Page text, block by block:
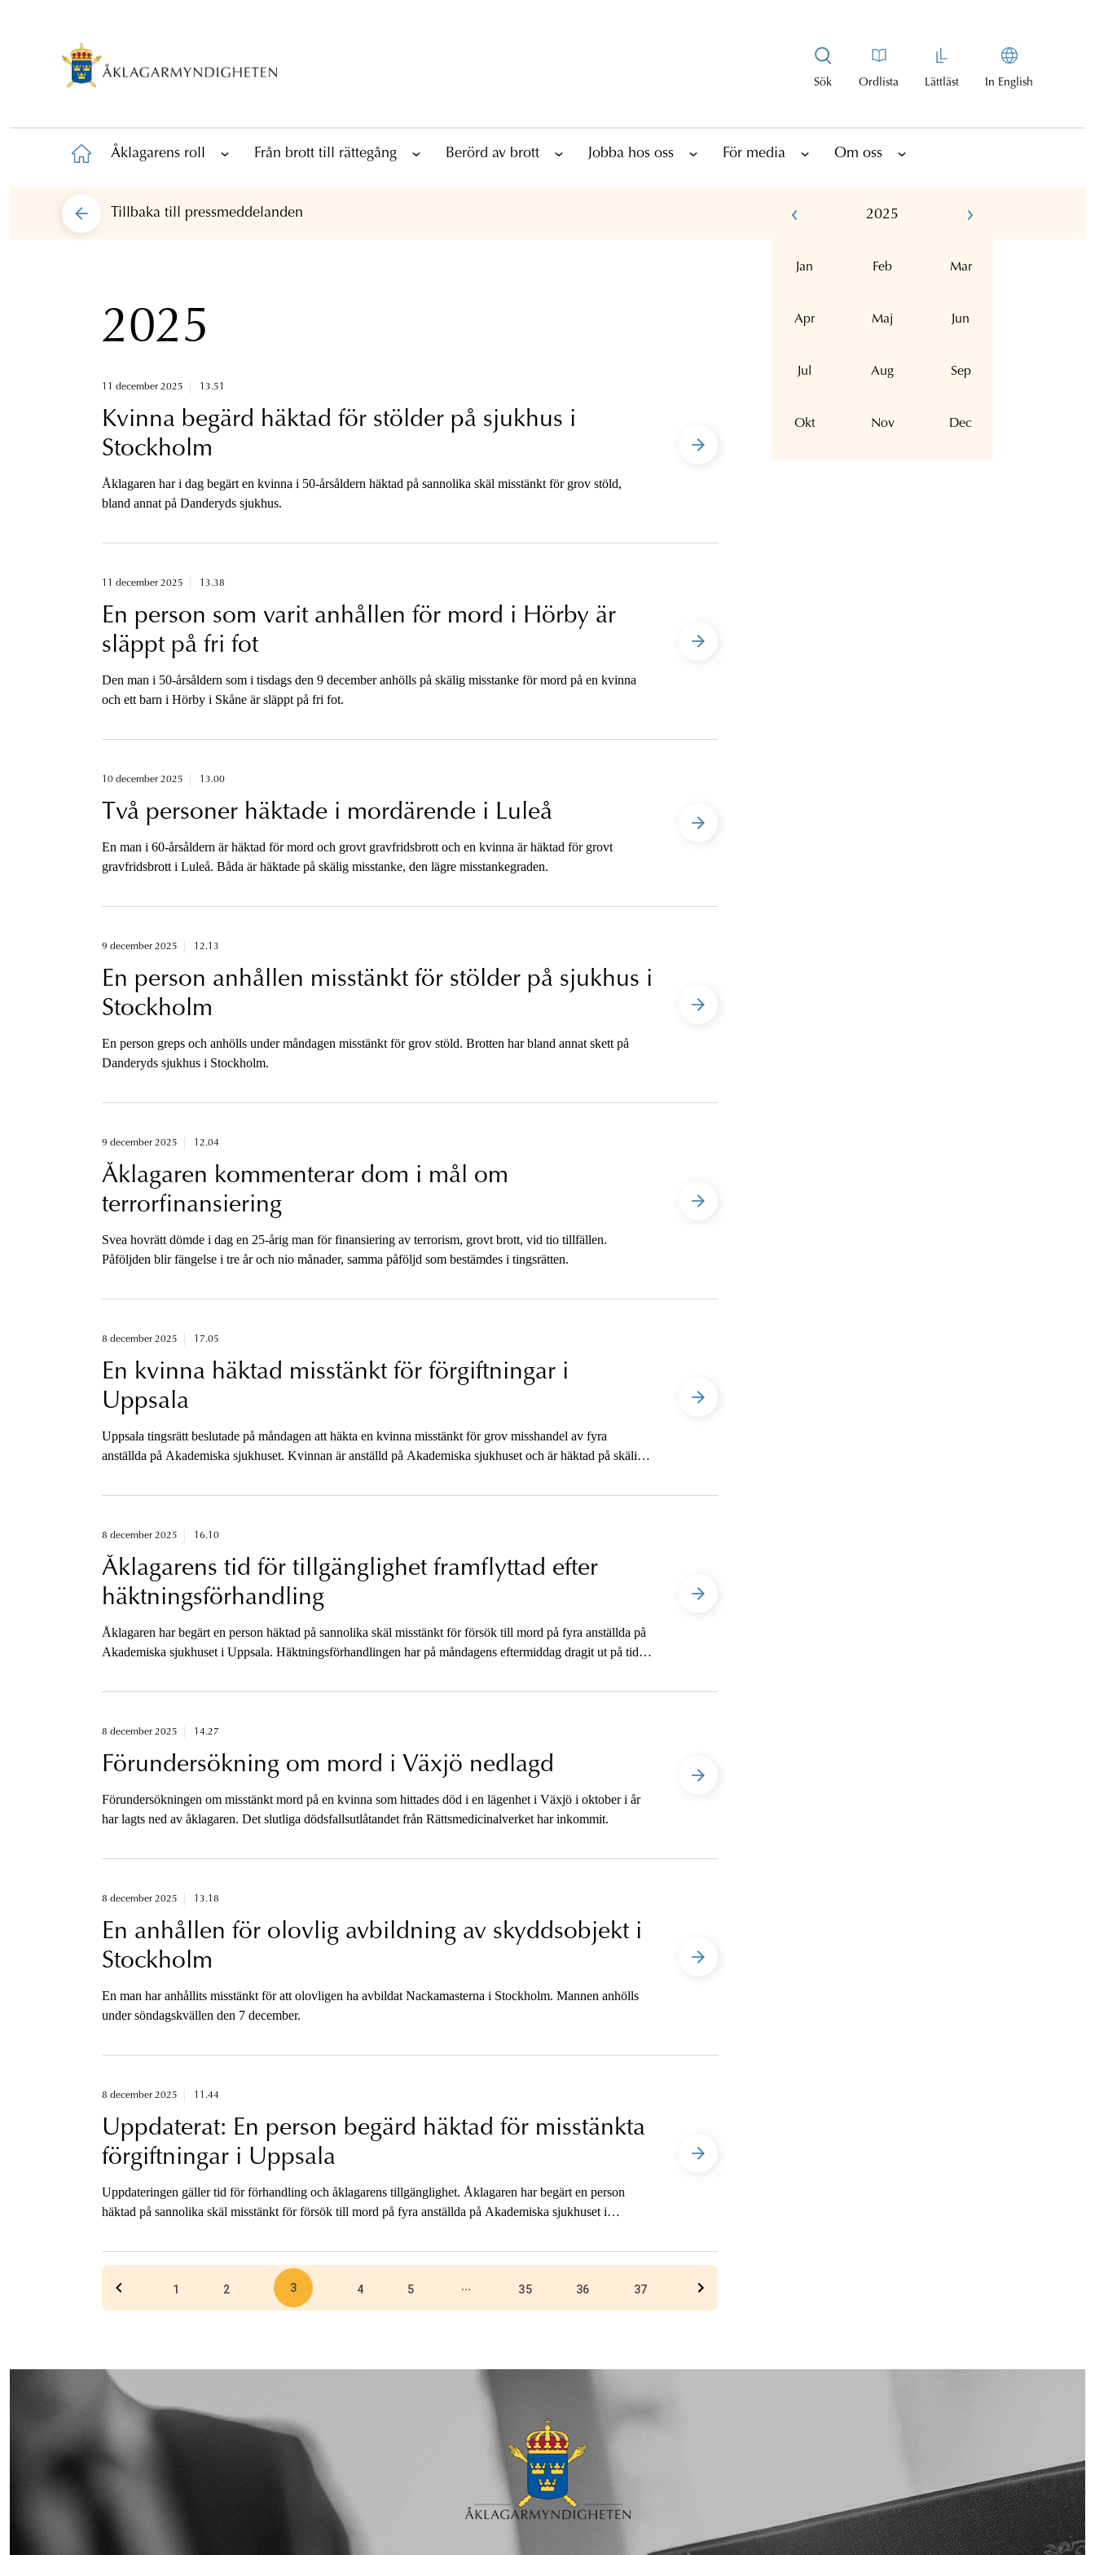
Sök Ordlista Lättläst In English
Åklagarens roll Från brott till rättegång Berörd av brott Jobba hos oss För media Om oss
Tillbaka till pressmeddelanden 2025
Jan Feb Mar
Apr Maj Jun
Jul Aug Sep
Okt Nov Dec
2025
11 december 2025 13.51
Kvinna begärd häktad för stölder på sjukhus i
Stockholm
Åklagaren har i dag begärt en kvinna i 50-årsåldern häktad på sannolika skäl misstänkt för grov stöld,
bland annat på Danderyds sjukhus.
11 december 2025 13.38
En person som varit anhållen för mord i Hörby är
släppt på fri fot
Den man i 50-årsåldern som i tisdags den 9 december anhölls på skälig misstanke för mord på en kvinna
och ett barn i Hörby i Skåne är släppt på fri fot.
10 december 2025 13.00
Två personer häktade i mordärende i Luleå
En man i 60-årsåldern är häktad för mord och grovt gravfridsbrott och en kvinna är häktad för grovt
gravfridsbrott i Luleå. Båda är häktade på skälig misstanke, den lägre misstankegraden.
9 december 2025 12.13
En person anhållen misstänkt för stölder på sjukhus i
Stockholm
En person greps och anhölls under måndagen misstänkt för grov stöld. Brotten har bland annat skett på
Danderyds sjukhus i Stockholm.
9 december 2025 12.04
Åklagaren kommenterar dom i mål om
terrorfinansiering
Svea hovrätt dömde i dag en 25-årig man för finansiering av terrorism, grovt brott, vid tio tillfällen.
Påföljden blir fängelse i tre år och nio månader, samma påföljd som bestämdes i tingsrätten.
8 december 2025 17.05
En kvinna häktad misstänkt för förgiftningar i
Uppsala
Uppsala tingsrätt beslutade på måndagen att häkta en kvinna misstänkt för grov misshandel av fyra
anställda på Akademiska sjukhuset. Kvinnan är anställd på Akademiska sjukhuset och är häktad på skälig
8 december 2025 16.10
Åklagarens tid för tillgänglighet framflyttad efter
häktningsförhandling
Åklagaren har begärt en person häktad på sannolika skäl misstänkt för försök till mord på fyra anställda på
Akademiska sjukhuset i Uppsala. Häktningsförhandlingen har på måndagens eftermiddag dragit ut på tiden
8 december 2025 14.27
Förundersökning om mord i Växjö nedlagd
Förundersökningen om misstänkt mord på en kvinna som hittades död i en lägenhet i Växjö i oktober i år
har lagts ned av åklagaren. Det slutliga dödsfallsutlåtandet från Rättsmedicinalverket har inkommit.
8 december 2025 13.18
En anhållen för olovlig avbildning av skyddsobjekt i
Stockholm
En man har anhållits misstänkt för att olovligen ha avbildat Nackamasterna i Stockholm. Mannen anhölls
under söndagskvällen den 7 december.
8 december 2025 11.44
Uppdaterat: En person begärd häktad för misstänkta
förgiftningar i Uppsala
Uppdateringen gäller tid för förhandling och åklagarens tillgänglighet. Åklagaren har begärt en person
häktad på sannolika skäl misstänkt för försök till mord på fyra anställda på Akademiska sjukhuset i
1 2 3 4 5 ... 35 36 37